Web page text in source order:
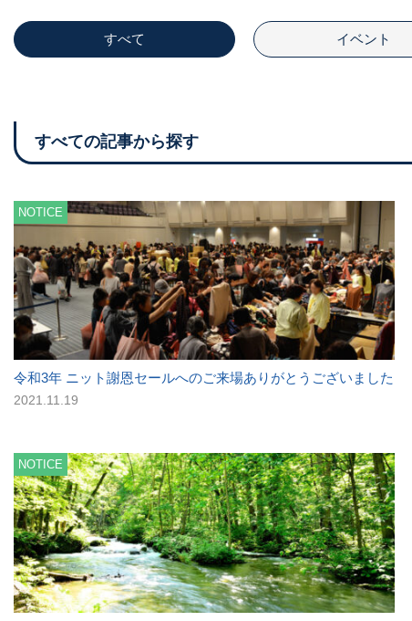
すべて イベント
すべての記事から探す
NOTICE
令和3年 ニット謝恩セールへのご来場ありがとうございました
2021.11.19
NOTICE